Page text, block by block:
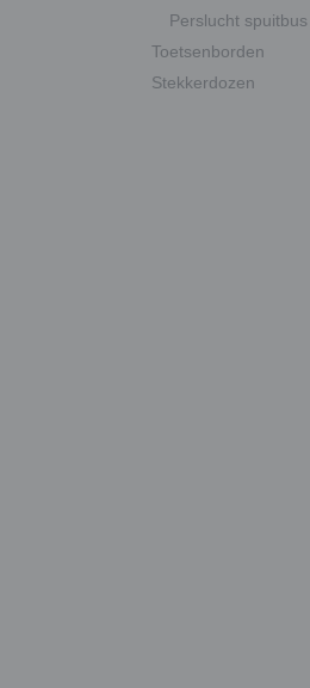
Perslucht spuitbus
Toetsenborden
Stekkerdozen